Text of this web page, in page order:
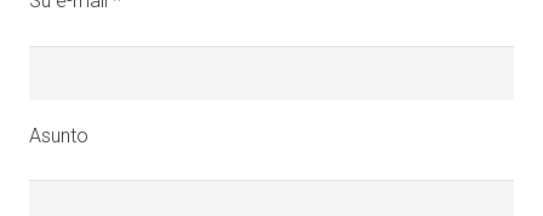
Asunto